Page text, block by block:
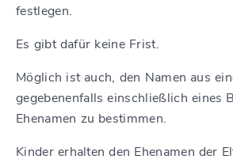
festlegen.
Es gibt dafür keine Frist.
Möglich ist auch, den Namen aus
gegebenenfalls einschließlich eines
Ehenamen zu bestimmen.
Kinder erhalten den Ehenamen der